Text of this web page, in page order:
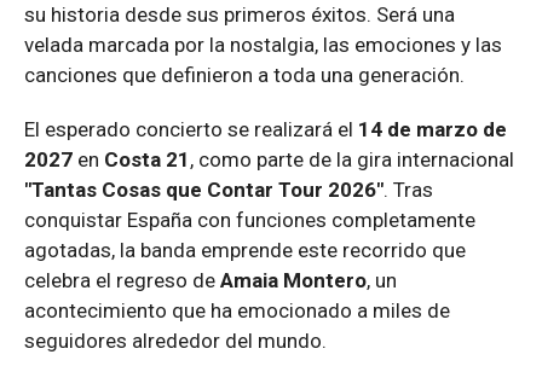
su historia desde sus primeros éxitos. Será una
velada marcada por la nostalgia, las emociones y las
canciones que definieron a toda una generación.
El esperado concierto se realizará el 14 de marzo de
2027 en Costa 21 , como parte de la gira internacional
"Tantas Cosas que Contar Tour 2026". Tras
conquistar España con funciones completamente
agotadas, la banda emprende este recorrido que
celebra el regreso de Amaia Montero, un
acontecimiento que ha emocionado a miles de
seguidores alrededor del mundo.